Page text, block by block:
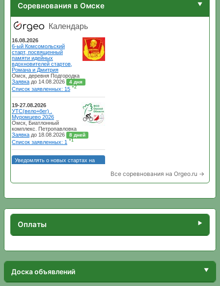
Соревнования в Омске
Все соревнования на Orgeo.ru →
Оплаты
Доска объявлений